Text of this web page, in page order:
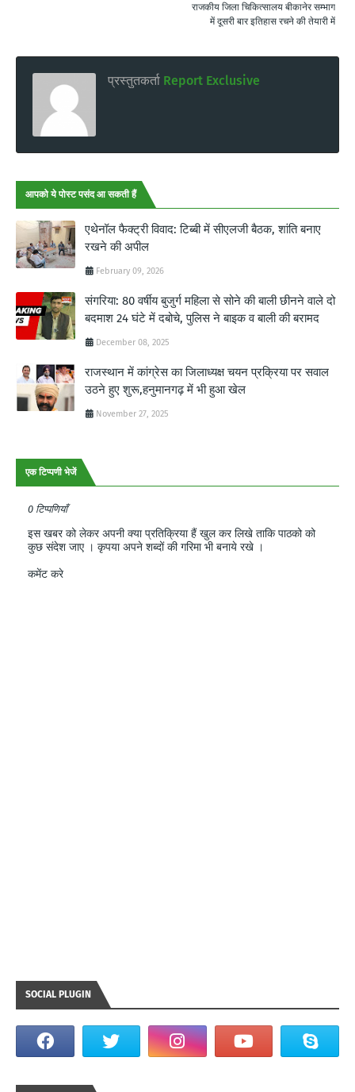
राजकीय जिला चिकित्सालय बीकानेर सम्भाग
में दूसरी बार इतिहास रचने की तेयारी में
प्रस्तुतकर्ता Report Exclusive
आपको ये पोस्ट पसंद आ सकती हैं
एथेनॉल फैक्ट्री विवाद: टिब्बी में सीएलजी बैठक, शांति बनाए
रखने की अपील
February 09, 2026
संगरिया: 80 वर्षीय बुजुर्ग महिला से सोने की बाली छीनने वाले दो
बदमाश 24 घंटे में दबोचे, पुलिस ने बाइक व बाली की बरामद
December 08, 2025
राजस्थान में कांग्रेस का जिलाध्यक्ष चयन प्रक्रिया पर सवाल
उठने हुए शुरू,हनुमानगढ़ में भी हुआ खेल
November 27, 2025
एक टिप्पणी भेजें
0 टिप्पणियाँ
इस खबर को लेकर अपनी क्या प्रतिक्रिया हैं खुल कर लिखे ताकि पाठको को
कुछ संदेश जाए । कृपया अपने शब्दों की गरिमा भी बनाये रखे ।
कमेंट करे
SOCIAL PLUGIN